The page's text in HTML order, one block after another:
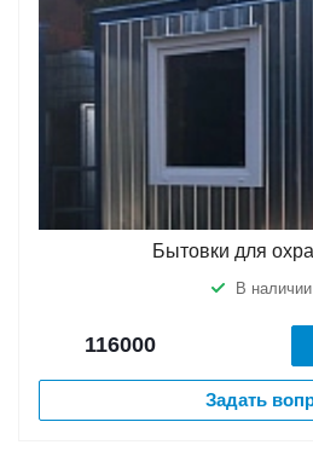
Бытовки для
В наличии
116000
Задать